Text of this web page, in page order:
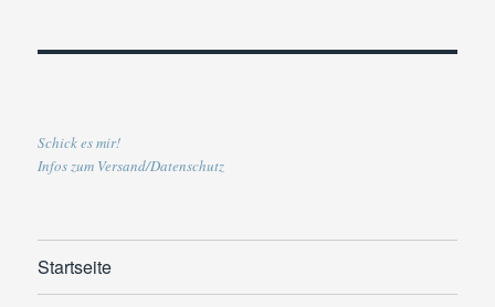
Schick es mir!
Infos zum Versand/Datenschutz
Startseite